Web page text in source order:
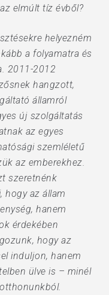
elmúlt tíz évből?
helyezném
a folyamatra és
2011-2012
hangzott,
államról
új szolgáltatás
az egyes
szemléletű
az emberekhez.
szeretnénk
hogy az állam
hanem
érdekében
hogy az
induljon, hanem
ülve is – minél